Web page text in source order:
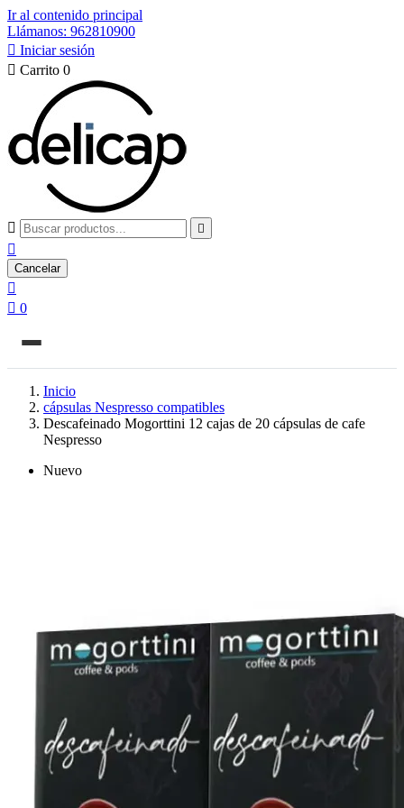
Ir al contenido principal
Llámanos: 962810900
 Iniciar sesión
 Carrito 0
 

Cancelar

 0
Inicio
cápsulas Nespresso compatibles
Descafeinado Mogorttini 12 cajas de 20 cápsulas de cafe
Nespresso
Nuevo